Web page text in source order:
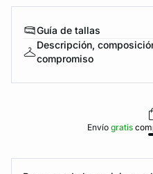
Guía de tallas
Descripción,
compromiso
Envíogratis